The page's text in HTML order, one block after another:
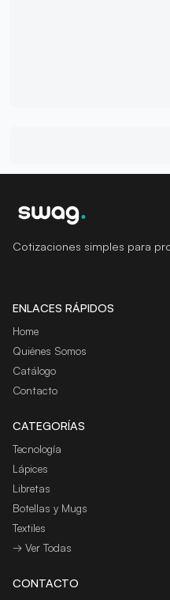
Cotizaciones simples para
ENLACES RÁPIDOS
Home
Quiénes Somos
Catálogo
Contacto
CATEGORÍAS
Tecnología
Lápices
Libretas
Botellas y Mugs
Textiles
→ Ver Todas
CONTACTO